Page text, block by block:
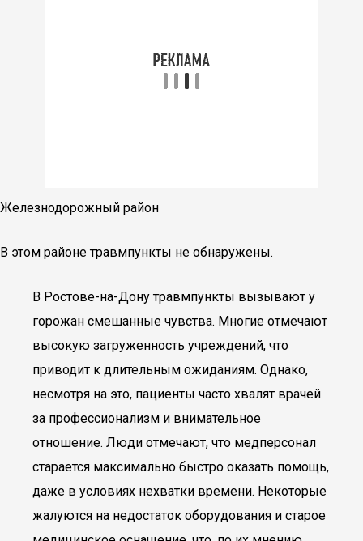
Железнодорожный район
В этом районе травмпункты не обнаружены.
В Ростове-на-Дону травмпункты вызывают у
горожан смешанные чувства. Многие отмечают
высокую загруженность учреждений, что
приводит к длительным ожиданиям. Однако,
несмотря на это, пациенты часто хвалят врачей
за профессионализм и внимательное
отношение. Люди отмечают, что медперсонал
старается максимально быстро оказать помощь,
даже в условиях нехватки времени. Некоторые
жалуются на недостаток оборудования и старое